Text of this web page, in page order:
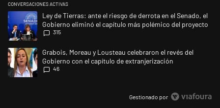
CONVERSACIONES ACTIVAS
Este listado muestra los artículos con más comentarios en los últimos
Un artículo de tendencia con el título "Ley de Tierras: ante el riesgo
Ley de Tierras: ante el riesgo de derrota en el Senado, el
Gobierno eliminó el capítulo más polémico del proyecto
315
Un artículo de tendencia con el título "Grabois, Moreau y Lousteau
Grabois, Moreau y Lousteau celebraron el revés del
Gobierno con el capítulo de extranjerización
46
Gestionado por